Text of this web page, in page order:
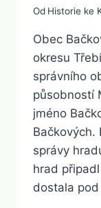
Od Historie ke
Obec
okresu
správního
působností
jméno
Bačkových.
správy
hrad
dostala